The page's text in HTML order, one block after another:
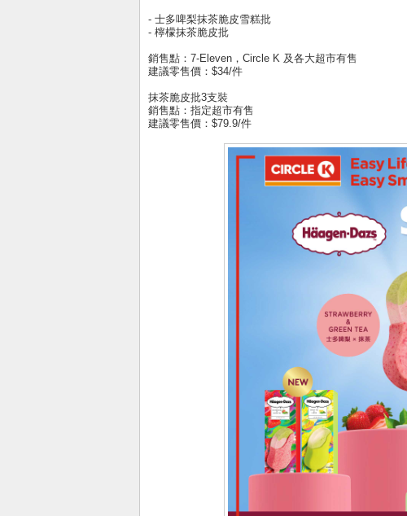
- 士多啤梨抹茶脆皮雪糕批
- 檸檬抹茶脆皮批
銷售點：7-Eleven，Circle K 及各大超市有售
建議零售價：$34/件
抹茶脆皮批3支裝
銷售點：指定超市有售
建議零售價：$79.9/件